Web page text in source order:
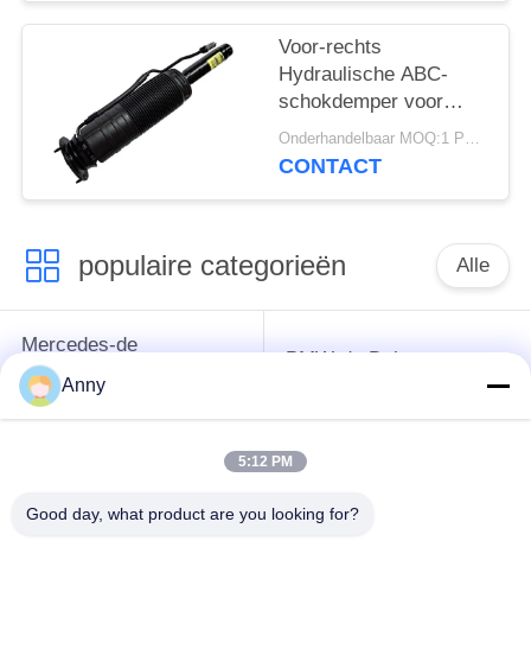
Voor-rechts
Hydraulische ABC-
schokdemper voor
Mercedes W220 C215
A2203201638
Onderhandelbaar MOQ:1 PCs.
CONTACT
populaire categorieën Alle
Mercedes-de
Opschortingsdelen
van de Benzlucht
BMW-de Delen van
De Schokbreker van
Anny
5:12 PM
Good day, what product are you looking for?